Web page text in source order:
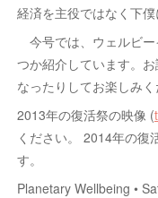
経済を主役ではなく下僕
今号では、ウェルビー
つか紹介しています。
なったりしてお楽しみく
2013年の復活祭の映像 (
ください。 2014年の復
す。
Planetary Wellbeing •